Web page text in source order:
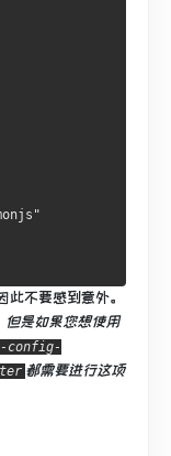
不要感到意外。
但是如果您想使用
config-
都需要进行这项